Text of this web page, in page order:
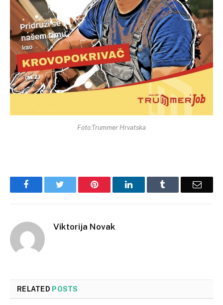
Foto:Trummer Hrvatska
Facebook Pinterest LinkedIn Email
Viktorija Novak
RELATED POSTS